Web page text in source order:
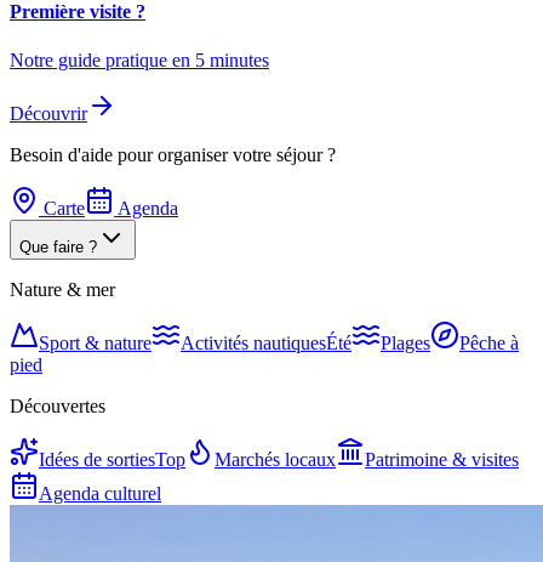
Première visite ?
Notre guide pratique en 5 minutes
Découvrir
Besoin d'aide pour organiser votre séjour ?
Carte Agenda
Que faire ?
Nature & mer
Sport & nature Activités nautiquesÉté Plages
Pêche à
pied
Découvertes
Idées de sortiesTop Marchés locaux
Patrimoine & visites
Agenda culturel